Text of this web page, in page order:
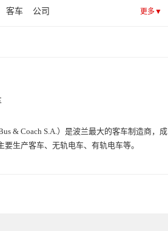
客车 公司 更多▼
& Coach S.A.）是波兰最大的客车制造商，成
生产客车、无轨电车、有轨电车等。